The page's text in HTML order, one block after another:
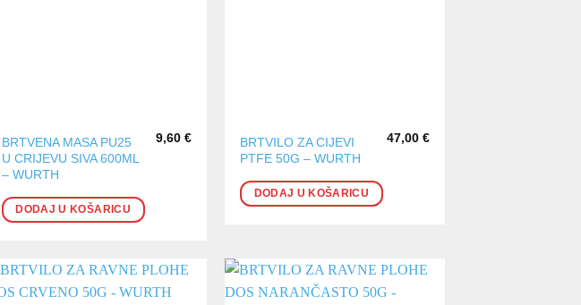
BRTVENA MASA PU25
U CRIJEVU SIVA 600ML
– WURTH
9,60 €
DODAJ U KOŠARICU
BRTVILO ZA CIJEVI
PTFE 50G – WURTH
47,00 €
DODAJ U KOŠARICU